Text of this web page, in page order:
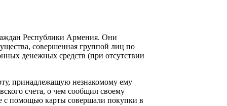
Республики Армения. Они
совершенная группой лиц по
денежных средств (при отсутствии
принадлежащую незнакомому ему
счета, о чем сообщил своему
с помощью карты совершали покупки в